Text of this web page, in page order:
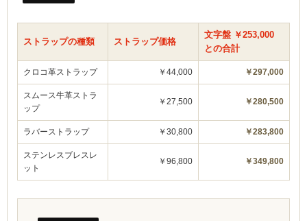
ストラップの種類 ストラップ価格
文字盤 ￥253,000
との合計
クロコ革ストラップ ￥44,000 ￥297,000
スムース牛革ストラ
ップ
￥27,500 ￥280,500
ラバーストラップ ￥30,800 ￥283,800
ステンレスブレスレ
ット
￥96,800 ￥349,800